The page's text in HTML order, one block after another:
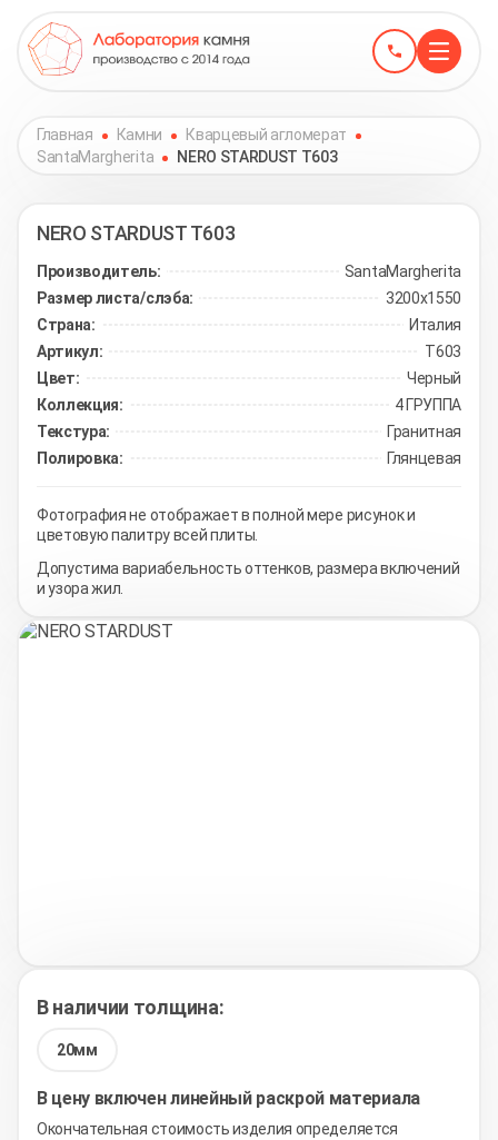
Главная Камни
Кварцевый агломерат
SantaMargherita
NERO STARDUST T603
NERO STARDUSTT603
Производитель:
SantaMargherita
Размер листа/слэба:
3200х1550
Страна:
Италия
Артикул:
T603
Цвет:
Черный
Коллекция:
4 ГРУППА
Текстура:
Гранитная
Полировка:
Глянцевая
Фотография не отображает в полной мере рисунок и
цветовую палитру всей плиты.
Допустима вариабельность оттенков, размера включений
и узора жил.
В наличии толщина:
20мм
В цену включен линейный раскрой материала
Окончательная стоимость изделия определяется